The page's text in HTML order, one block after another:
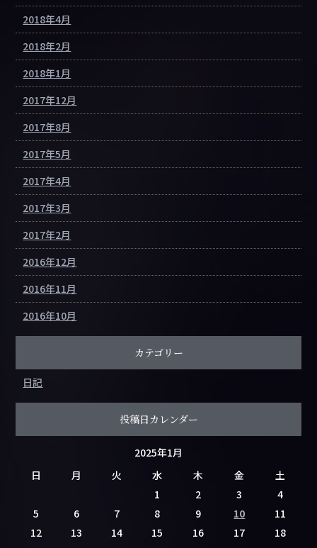
2018年4月
2018年2月
2018年1月
2017年12月
2017年8月
2017年5月
2017年4月
2017年3月
2017年2月
2016年12月
2016年11月
2016年10月
カテゴリー
日記
投稿日カレンダー
2025年1月
日
月 火 水 木 金
土
1
2 3
4
5
6 7 8 9 10
11
12
13 14 15 16 17
18